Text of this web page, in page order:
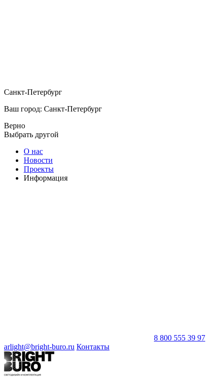
Санкт-Петербург
Ваш город: Санкт-Петербург
Верно
Выбрать другой
О нас
Новости
Проекты
Информация
8 800 555 39 97
arlight@bright-buro.ru Контакты